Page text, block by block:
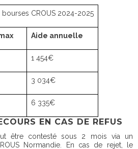
CROUS 2024-2025
Aide annuelle
1 454€
3 034€
6 335€
EN CAS DE REFUS
être contesté sous 2 mois via un
Normandie. En cas de rejet, le